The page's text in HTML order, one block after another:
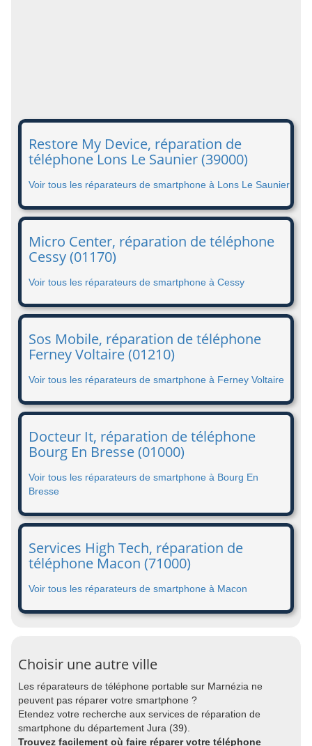
Restore My Device, réparation de
téléphone Lons Le Saunier (39000)
Voir tous les réparateurs de smartphone à Lons Le Saunier
Micro Center, réparation de téléphone
Cessy (01170)
Voir tous les réparateurs de smartphone à Cessy
Sos Mobile, réparation de téléphone
Ferney Voltaire (01210)
Voir tous les réparateurs de smartphone à Ferney Voltaire
Docteur It, réparation de téléphone
Bourg En Bresse (01000)
Voir tous les réparateurs de smartphone à Bourg En
Bresse
Services High Tech, réparation de
téléphone Macon (71000)
Voir tous les réparateurs de smartphone à Macon
Choisir une autre ville
Les réparateurs de téléphone portable sur Marnézia ne
peuvent pas réparer votre smartphone ?
Etendez votre recherche aux services de réparation de
smartphone du département Jura (39).
Trouvez facilement où faire réparer votre téléphone